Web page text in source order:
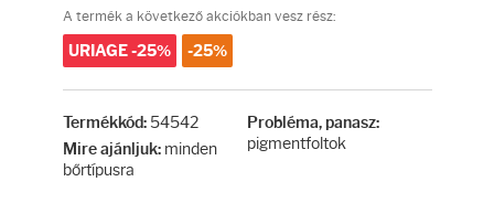
A termék a következő akciókban vesz rész:
URIAGE -25% -25%
Termékkód:54542
Mire ajánljuk:minden
bőrtípusra
Probléma, panasz:
pigmentfoltok
Hajhullás kezelése
Testápolás
Testápolók